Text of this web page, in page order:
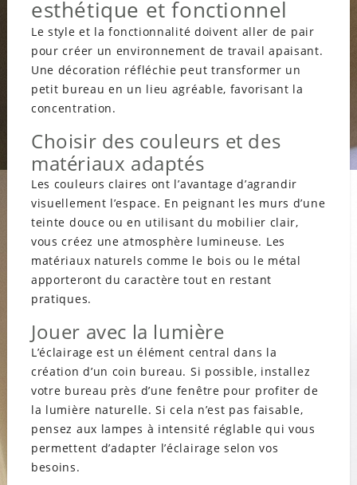
esthétique et fonctionnel
Le style et la fonctionnalité doivent aller de pair
pour créer un environnement de travail apaisant.
Une décoration réfléchie peut transformer un
petit bureau en un lieu agréable, favorisant la
concentration.
Choisir des couleurs et des
matériaux adaptés
Les couleurs claires ont l’avantage d’agrandir
visuellement l’espace. En peignant les murs d’une
teinte douce ou en utilisant du mobilier clair,
vous créez une atmosphère lumineuse. Les
matériaux naturels comme le bois ou le métal
apporteront du caractère tout en restant
pratiques.
Jouer avec la lumière
L’éclairage est un élément central dans la
création d’un coin bureau. Si possible, installez
votre bureau près d’une fenêtre pour profiter de
la lumière naturelle. Si cela n’est pas faisable,
pensez aux lampes à intensité réglable qui vous
permettent d’adapter l’éclairage selon vos
besoins.